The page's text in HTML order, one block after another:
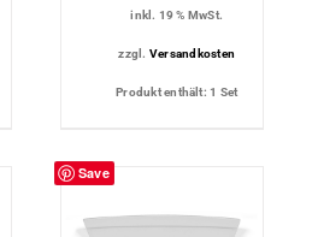
inkl. 19 % MwSt.
zzgl. Versandkosten
Produkt enthält: 1 Set
Save